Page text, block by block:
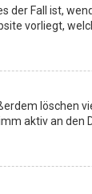
der Fall ist,
vorliegt,
löschen
aktiv an den